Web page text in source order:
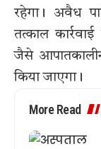
रहेगा। अवैध
तत्काल
जैसे आपातकालीन
किया जाएगा।
More Read